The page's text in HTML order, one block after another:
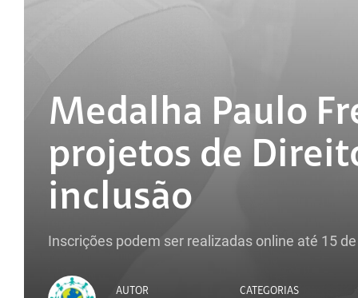
Medalha Paulo
projetos de
inclusão
Inscrições podem ser realizadas online até 15
AUTOR CATEGORIAS